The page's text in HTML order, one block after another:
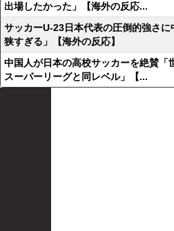
出場したかった」【海外の反応...
サッカーU-23日本代表の圧倒的強さ
狭すぎる」【海外の反応】
中国人が日本の高校サッカーを絶賛「
スーパーリーグと同レベル」【...